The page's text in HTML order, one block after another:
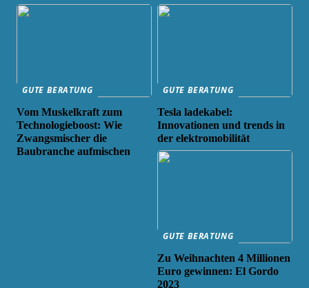
GUTE BERATUNG
Vom Muskelkraft zum
Technologieboost: Wie
Zwangsmischer die
Baubranche aufmischen
GUTE BERATUNG
Tesla ladekabel:
Innovationen und trends in
der elektromobilität
GUTE BERATUNG
Zu Weihnachten 4 Millionen
Euro gewinnen: El Gordo
2023